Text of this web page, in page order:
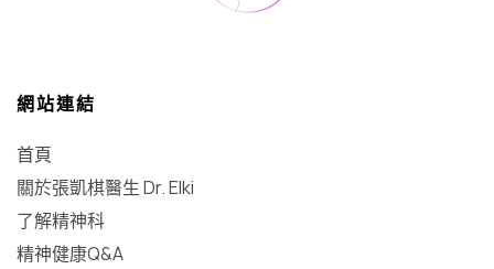
網站連結
首頁
關於張凱棋醫生 Dr. Elki
了解精神科
精神健康Q&A